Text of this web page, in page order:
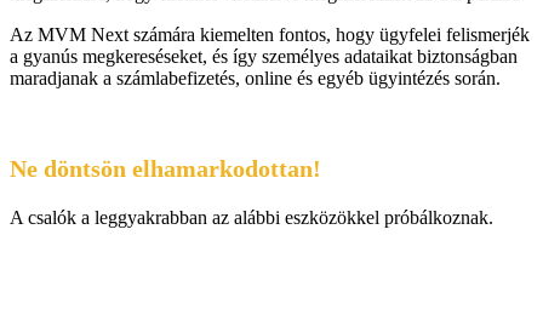
Az MVM Next számára kiemelten fontos, hogy ügyfelei felismerjék
a gyanús megkereséseket, és így személyes adataikat biztonságban
maradjanak a számlabefizetés, online és egyéb ügyintézés során.
Ne döntsön elhamarkodottan!
A csalók a leggyakrabban az alábbi eszközökkel próbálkoznak.